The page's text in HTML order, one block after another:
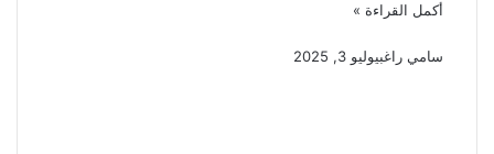
أكمل القراءة »
سامي راغبيوليو 3, 2025